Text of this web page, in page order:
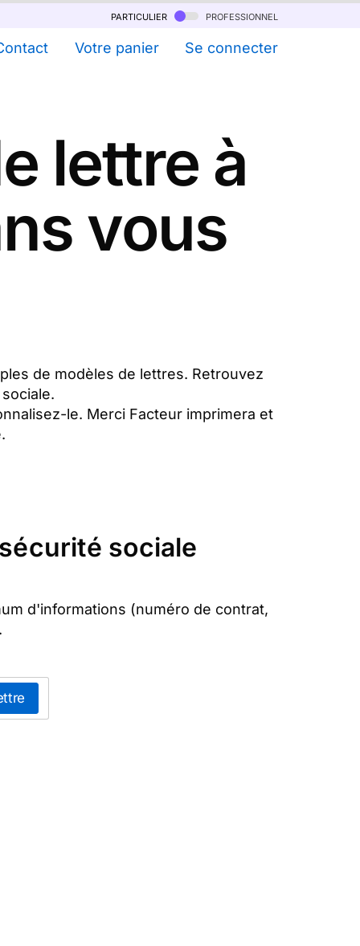
particulier professionnel
Votre panier Se connecter
lettre à
vous
de modèles de lettres. Retrouvez
le. Merci Facteur imprimera et
sociale
d'informations (numéro de contrat,